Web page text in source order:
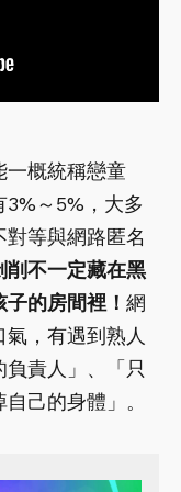
一概統稱戀童
～5%，大多
等與網路匿名
削不一定藏在黑
的房間裡！ 網
，有遇到熟人
責人」、「只
己的身體」。